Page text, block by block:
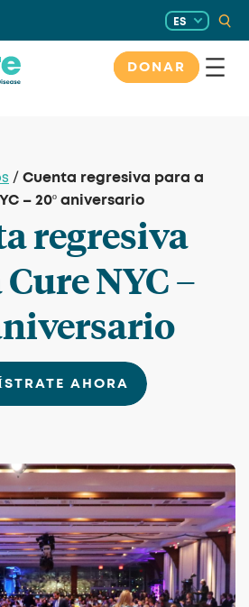
ES
DONAR
/ Cuenta regresiva para a
– 20º aniversario
regresiva
NYC –
AHORA